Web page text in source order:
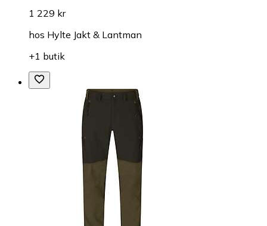
1 229 kr
hos Hylte Jakt & Lantman
+1 butik